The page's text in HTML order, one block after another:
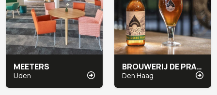
MEETERS
Uden
BROUWERIJ DE PRAEL
Den Haag